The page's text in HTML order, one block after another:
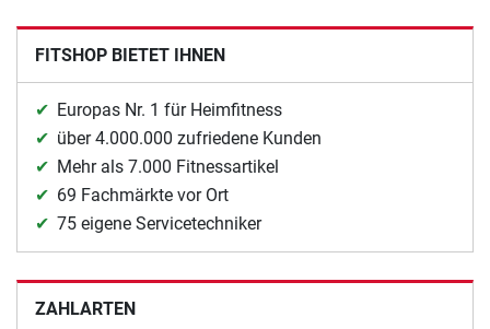
FITSHOP BIETET IHNEN
Europas Nr. 1 für Heimfitness
über 4.000.000 zufriedene Kunden
Mehr als 7.000 Fitnessartikel
69 Fachmärkte vor Ort
75 eigene Servicetechniker
ZAHLARTEN